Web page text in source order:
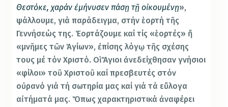
Θεοτόκε, χαράν ἐμήνυσεν πάσῃ τῇ οἰκουμένῃ»,
ψάλλουμε, γιά παράδειγμα, στήν ἑορτή τῆς
Γεννήσεώς της. Ἑορτάζουμε καί τίς «ἑορτές» ἤ
«μνῆμες τῶν Ἁγίων», ἐπίσης λόγῳ τῆς σχέσης
τους μέ τόν Χριστό. Οἱ Ἅγιοι ἀνεδείχθησαν γνήσιοι
«φίλοι» τοῦ Χριστοῦ καί πρεσβευτές στόν
οὐρανό γιά τή σωτηρία μας καί γιά τά εὔλογα
αἰτήματά μας. Ὅπως χαρακτηριστικά ἀναφέρει